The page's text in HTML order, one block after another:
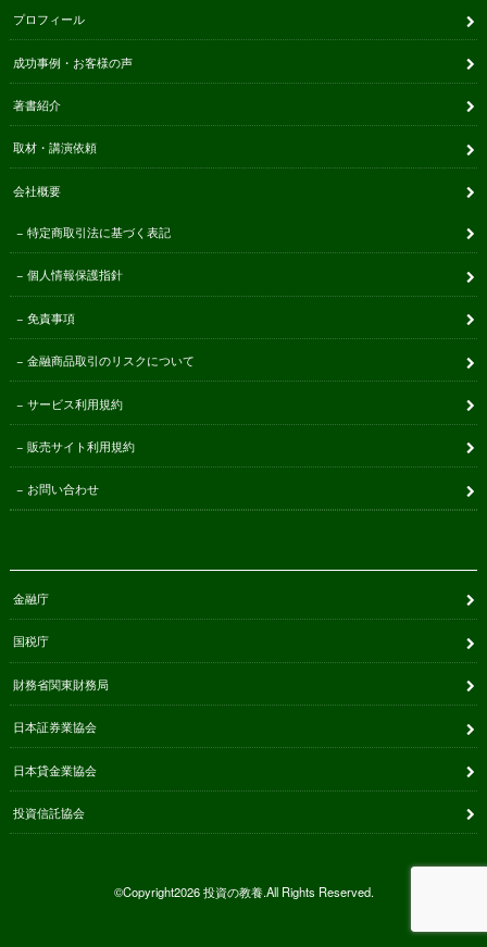
プロフィール
成功事例・お客様の声
著書紹介
取材・講演依頼
会社概要
特定商取引法に基づく表記
個人情報保護指針
免責事項
金融商品取引のリスクについて
サービス利用規約
販売サイト利用規約
お問い合わせ
金融庁
国税庁
財務省関東財務局
日本証券業協会
日本貸金業協会
投資信託協会
©Copyright2026投資の教養.All Rights Reserved.